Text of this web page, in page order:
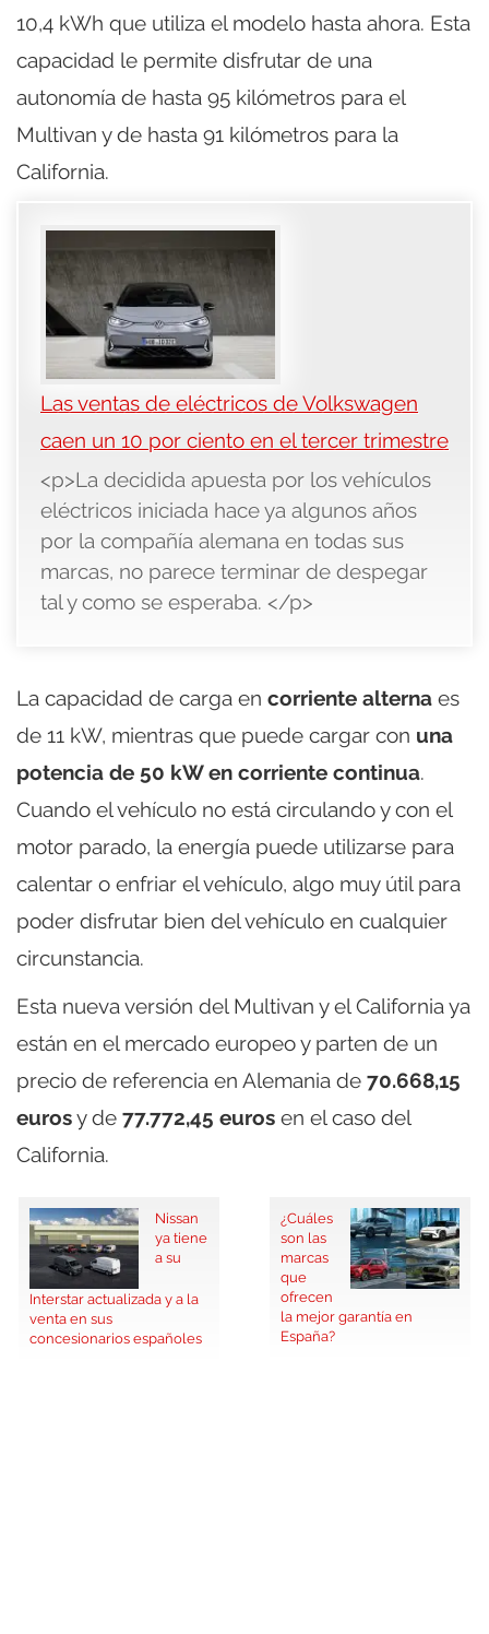
10,4 kWh que utiliza el modelo hasta ahora. Esta
capacidad le permite disfrutar de una
autonomía de hasta 95 kilómetros para el
Multivan y de hasta 91 kilómetros para la
California.
Las ventas de eléctricos de Volkswagen
caen un 10 por ciento en el tercer trimestre
<p>La decidida apuesta por los vehículos
eléctricos iniciada hace ya algunos años
por la compañía alemana en todas sus
marcas, no parece terminar de despegar
tal y como se esperaba. </p>
La capacidad de carga en corriente alterna es
de 11 kW, mientras que puede cargar con una
potencia de 50 kW en corriente continua.
Cuando el vehículo no está circulando y con el
motor parado, la energía puede utilizarse para
calentar o enfriar el vehículo, algo muy útil para
poder disfrutar bien del vehículo en cualquier
circunstancia.
Esta nueva versión del Multivan y el California ya
están en el mercado europeo y parten de un
precio de referencia en Alemania de 70.668,15
eurosy de 77.772,45 euros en el caso del
California.
Nissan
ya tiene
a su
Interstar actualizada y a la
venta en sus
concesionarios españoles
¿Cuáles
son las
marcas
que
ofrecen
la mejor garantía en
España?